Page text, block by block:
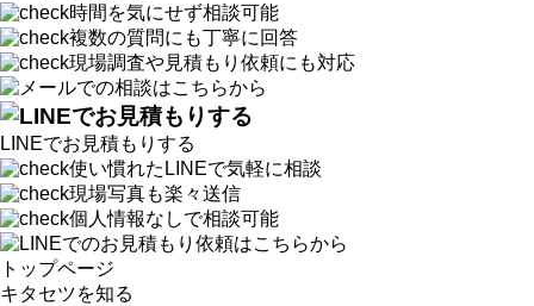
時間を気にせず相談可能
複数の質問にも丁寧に回答
現場調査や見積もり依頼にも対応
LINEでお見積もりする
使い慣れたLINEで気軽に相談
現場写真も楽々送信
個人情報なしで相談可能
トップページ
キタセツを知る